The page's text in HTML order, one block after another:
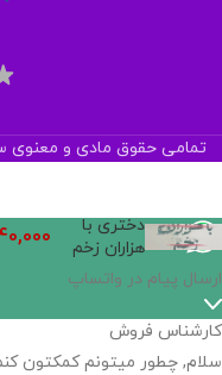
تمامی حقوق مادی و معنوی
دختری با
هزاران زخم
ارسال پیام در واتساپ
کارشناس فروش
سلام, چطور میتونم کمکتون